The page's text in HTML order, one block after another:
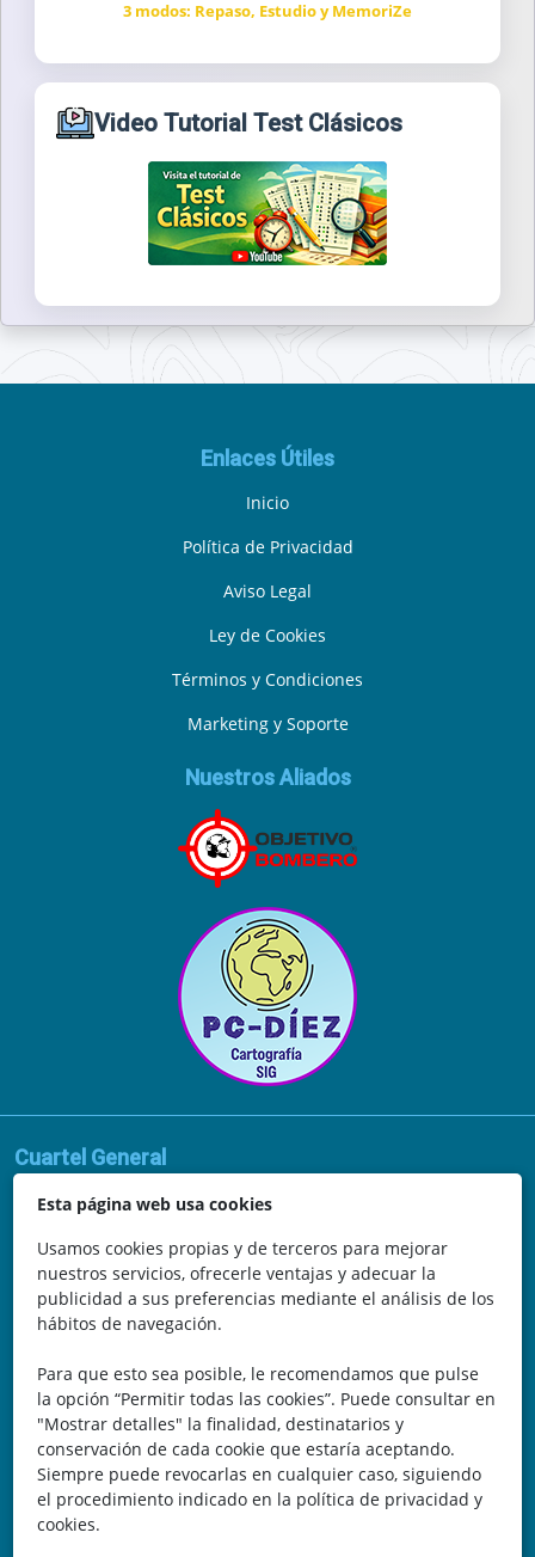
3 modos: Repaso, Estudio y MemoriZe
Video Tutorial Test Clásicos
Esta página web usa cookies
Usamos cookies propias y de terceros para mejorar
nuestros servicios, ofrecerle ventajas y adecuar la
publicidad a sus preferencias mediante el análisis de los
hábitos de navegación.
Para que esto sea posible, le recomendamos que pulse
la opción “Permitir todas las cookies”. Puede consultar en
"Mostrar detalles" la finalidad, destinatarios y
conservación de cada cookie que estaría aceptando.
Siempre puede revocarlas en cualquier caso, siguiendo
el procedimiento indicado en la política de privacidad y
cookies.
Enlaces Útiles
Inicio
Política de Privacidad
Aviso Legal
Ley de Cookies
Términos y Condiciones
Marketing y Soporte
Nuestros Aliados
Cuartel General
Avda. de la Vega, 62
N.I.F.: 44252675-P
Belicena, Granada
España
Teléfono: 646 672 931
Email: bomberocallejero@gmail.com
Trayectoria
Nuestra Experiencia nos avala. Llevamos más de 25 años